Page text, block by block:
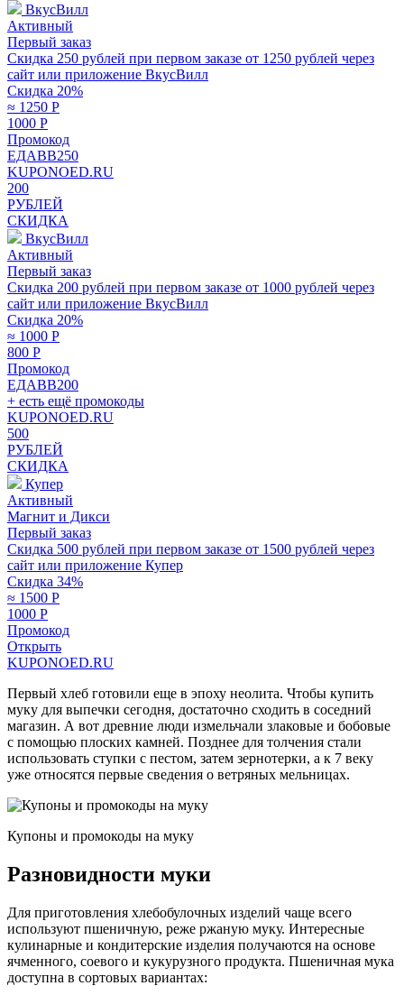
ВкусВилл
Активный
Первый заказ
Скидка 250 рублей при первом заказе от 1250 рублей через
сайт или приложение ВкусВилл
Скидка 20%
≈ 1250 Р
1000 Р
Промокод
ЕДАВВ250
KUPONOED.RU
200
РУБЛЕЙ
СКИДКА
ВкусВилл
Активный
Первый заказ
Скидка 200 рублей при первом заказе от 1000 рублей через
сайт или приложение ВкусВилл
Скидка 20%
≈ 1000 Р
800 Р
Промокод
ЕДАВВ200
+ есть ещё промокоды
KUPONOED.RU
500
РУБЛЕЙ
СКИДКА
Купер
Активный
Магнит и Дикси
Первый заказ
Скидка 500 рублей при первом заказе от 1500 рублей через
сайт или приложение Купер
Скидка 34%
≈ 1500 Р
1000 Р
Промокод
Открыть
KUPONOED.RU
Первый хлеб готовили еще в эпоху неолита. Чтобы купить
муку для выпечки сегодня, достаточно сходить в соседний
магазин. А вот древние люди измельчали злаковые и бобовые
с помощью плоских камней. Позднее для толчения стали
использовать ступки с пестом, затем зернотерки, а к 7 веку
уже относятся первые сведения о ветряных мельницах.
Купоны и промокоды на муку
Разновидности муки
Для приготовления хлебобулочных изделий чаще всего
используют пшеничную, реже ржаную муку. Интересные
кулинарные и кондитерские изделия получаются на основе
ячменного, соевого и кукурузного продукта. Пшеничная мука
доступна в сортовых вариантах: